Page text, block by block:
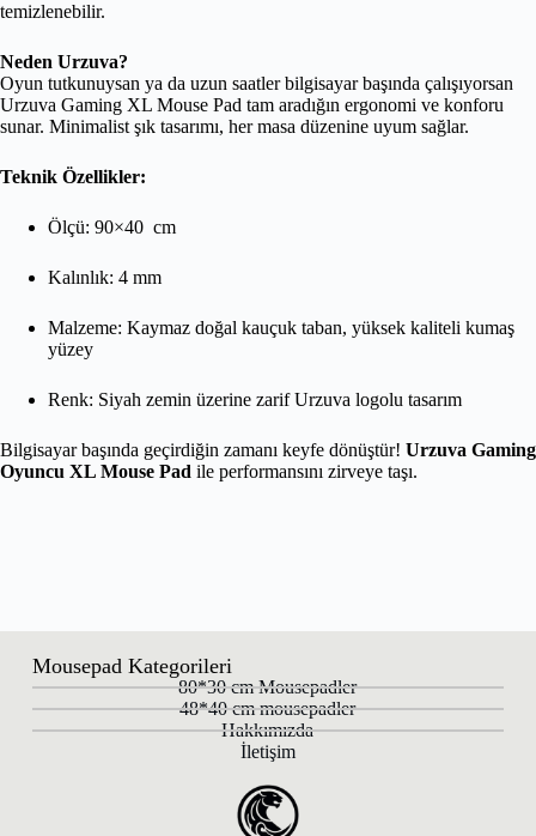
temizlenebilir.
Neden Urzuva?
Oyun tutkunuysan ya da uzun saatler bilgisayar başında çalışıyorsan
Urzuva Gaming XL Mouse Pad tam aradığın ergonomi ve konforu
sunar. Minimalist şık tasarımı, her masa düzenine uyum sağlar.
Teknik Özellikler:
Ölçü: 90×40 cm
Kalınlık: 4 mm
Malzeme: Kaymaz doğal kauçuk taban, yüksek kaliteli kumaş
yüzey
Renk: Siyah zemin üzerine zarif Urzuva logolu tasarım
Bilgisayar başında geçirdiğin zamanı keyfe dönüştür! Urzuva Gaming
Oyuncu XL Mouse Pad ile performansını zirveye taşı.
Mousepad Kategorileri
80*30 cm Mousepadler
48*40 cm mousepadler
Hakkımızda
İletişim